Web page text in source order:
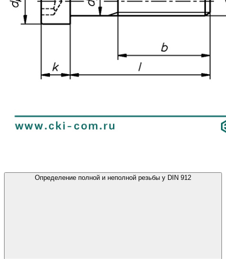
Определение полной и неполной резьбы у DIN 912